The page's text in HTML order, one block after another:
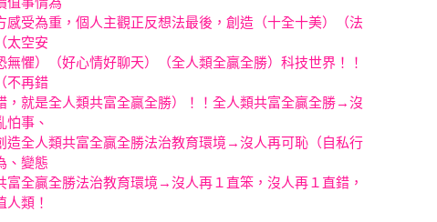
感受為重，個人主觀正反想法最後，創造（十全十美）（法
太空安
懼）（好心情好聊天）（全人類全贏全勝）科技世界！！
不再錯
，就是全人類共富全贏全勝）！！全人類共富全贏全勝→沒
怕事、
造全人類共富全贏全勝法治教育環境→沒人再可恥（自私行
、變態
富全贏全勝法治教育環境→沒人再１直笨，沒人再１直錯，
類！